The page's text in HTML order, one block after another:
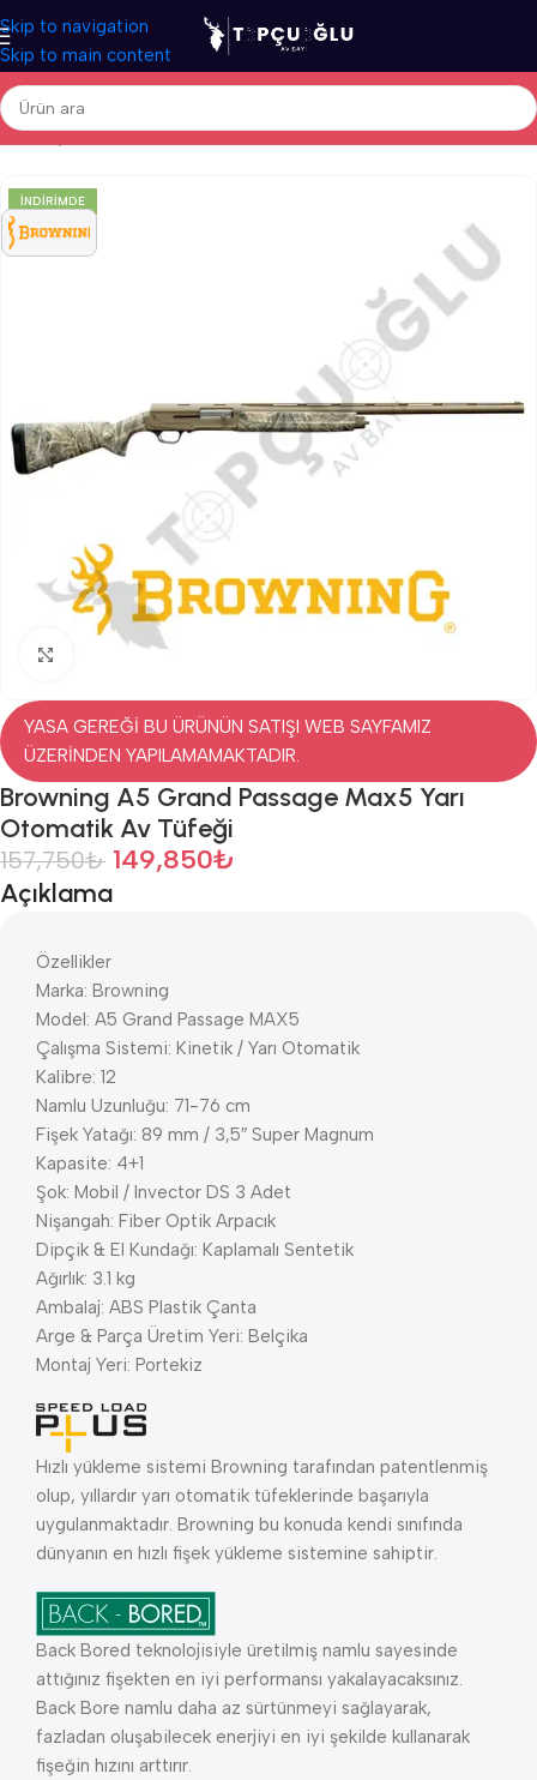
Skip to navigation
Skip to main content
Ana Sayfa/Av Tüfekleri/İthal Av Tüfekleri/Otomatik Av Tüfekleri
İNDIRIMDE
Click to enlarge
YASA GEREĞİ BU ÜRÜNÜN SATIŞI WEB SAYFAMIZ
ÜZERİNDEN YAPILAMAMAKTADIR.
Browning A5 Grand Passage Max5 Yarı
Otomatik Av Tüfeği
157,750₺ 149,850₺
Açıklama
Özellikler
Marka: Browning
Model: A5 Grand Passage MAX5
Çalışma Sistemi: Kinetik / Yarı Otomatik
Kalibre: 12
Namlu Uzunluğu: 71-76 cm
Fişek Yatağı: 89 mm / 3,5″ Super Magnum
Kapasite: 4+1
Şok: Mobil / Invector DS 3 Adet
Nişangah: Fiber Optik Arpacık
Dipçik & El Kundağı: Kaplamalı Sentetik
Ağırlık: 3.1 kg
Ambalaj: ABS Plastik Çanta
Arge & Parça Üretim Yeri: Belçika
Montaj Yeri: Portekiz
Hızlı yükleme sistemi Browning tarafından patentlenmiş
olup, yıllardır yarı otomatik tüfeklerinde başarıyla
uygulanmaktadır. Browning bu konuda kendi sınıfında
dünyanın en hızlı fişek yükleme sistemine sahiptir.
Back Bored teknolojisiyle üretilmiş namlu sayesinde
attığınız fişekten en iyi performansı yakalayacaksınız.
Back Bore namlu daha az sürtünmeyi sağlayarak,
fazladan oluşabilecek enerjiyi en iyi şekilde kullanarak
fişeğin hızını arttırır.